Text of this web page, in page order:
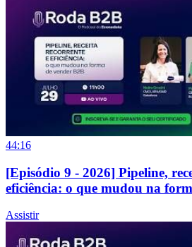
44:16
[Episódio 9 - 2026] Pipeline,
eficiência: o que mudou na
Assistir